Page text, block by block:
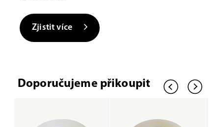
Zjistit více
Doporučujeme přikoupit